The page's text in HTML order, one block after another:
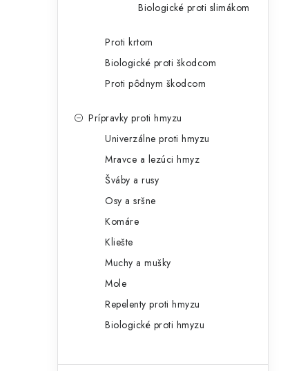
Biologické proti slimákom
Proti krtom
Biologické proti škodcom
Proti pôdnym škodcom
Prípravky proti hmyzu
Univerzálne proti hmyzu
Mravce a lezúci hmyz
Šváby a rusy
Osy a sršne
Komáre
Kliešte
Muchy a mušky
Mole
Repelenty proti hmyzu
Biologické proti hmyzu